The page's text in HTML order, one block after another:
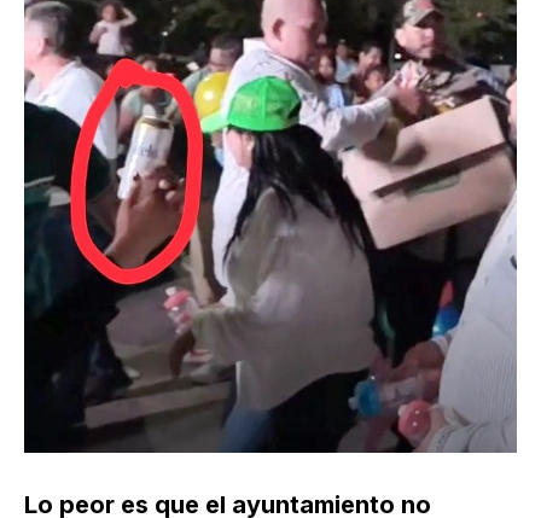
Lo peor es que el ayuntamiento no